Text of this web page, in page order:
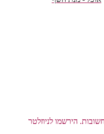
הירשמו לניוזלטר